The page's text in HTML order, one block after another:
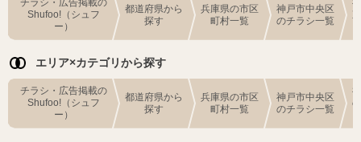
チラシ・広告掲載の
Shufoo!（シュフ
ー）
都道府県から
探す
兵庫県の市区
町村一覧
神戸市中央区
のチラシ一覧
エリア×カテゴリから探す
チラシ・広告掲載の
Shufoo!（シュフ
ー）
都道府県から
探す
兵庫県の市区
町村一覧
神戸市中央区
のチラシ一覧